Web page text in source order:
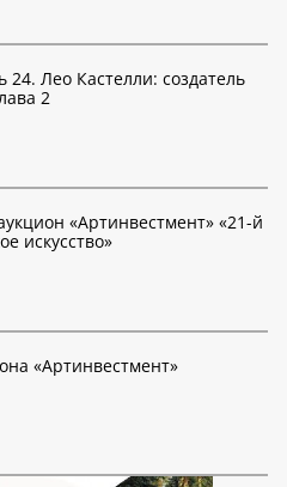
Лео Кастелли: создатель
2
«Артинвестмент» «21-й
искусство»
«Артинвестмент»